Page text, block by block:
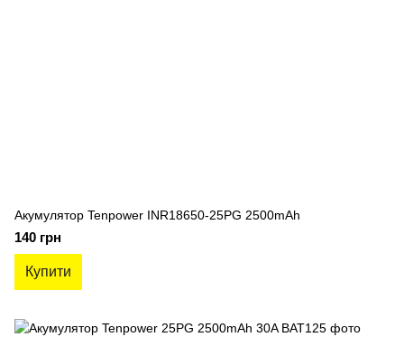
Акумулятор Tenpower INR18650-25PG 2500mAh
140 грн
Купити